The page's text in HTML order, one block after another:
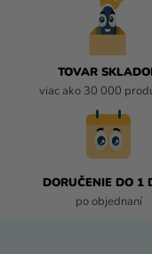
TOVAR
viac ako 30 000
DORUČENIE DO 1
po objednaní